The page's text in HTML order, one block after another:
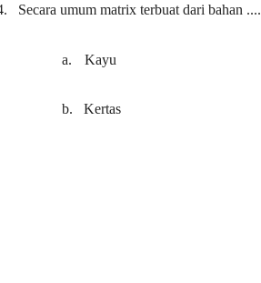
Secara umum matrix terbuat dari bahan ....
a. Kayu
b. Kertas